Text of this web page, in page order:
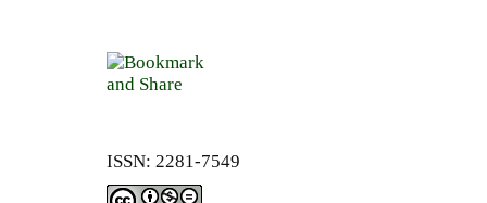
ISSN: 2281-7549